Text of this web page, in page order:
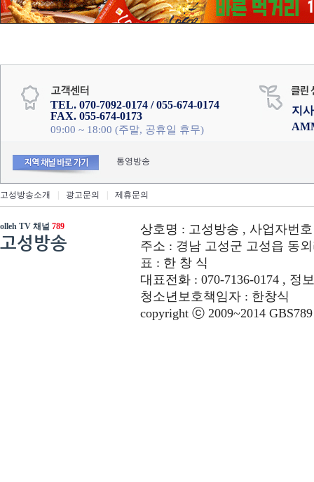
TEL. 070-7092-0174 / 055-674-0174
FAX. 055-674-0173
09:00 ~ 18:00 (주말, 공휴일 휴무)
지
통영방송
고성방송소개 광고문의 제휴문의
olleh TV 채널 789
고성방송
상호명 : 고성방송 , 사업자번호
주소 : 경남 고성군 고성읍 동외
표 : 한 창 식
대표전화 : 070-7136-0174 , 정
청소년보호책임자 : 한창식
copyright ⓒ 2009~2014